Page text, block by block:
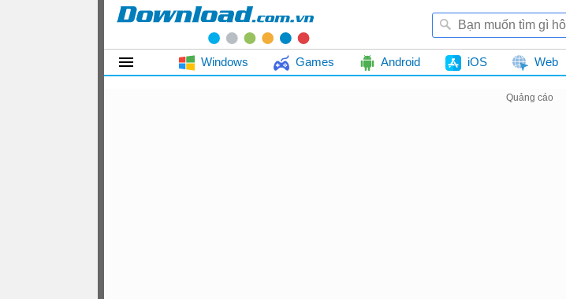
Windows Games Android iOS Web